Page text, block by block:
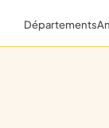
Départements